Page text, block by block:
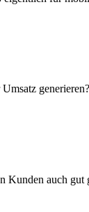
Kunden auch